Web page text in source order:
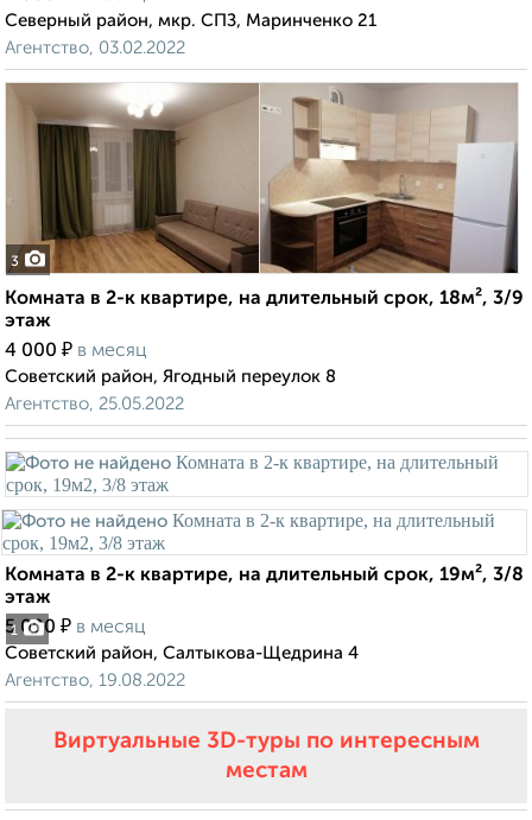
Северный район, мкр. СПЗ, Маринченко 21
Агентство, 03.02.2022
3
Комната в 2-к квартире, на длительный срок, 18м², 3/9
этаж
4 000 ₽ в месяц
Советский район, Ягодный переулок 8
Агентство, 25.05.2022
1
Комната в 2-к квартире, на длительный срок, 19м², 3/8
этаж
5 000 ₽ в месяц
Советский район, Салтыкова-Щедрина 4
Агентство, 19.08.2022
Виртуальные 3D-туры по интересным
местам